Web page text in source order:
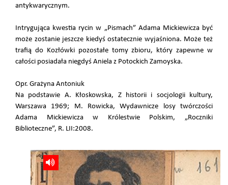
antykwarycznym.
Intrygująca kwestia rycin w „Pismach” Adama Mickiewicza być
może zostanie jeszcze kiedyś ostatecznie wyjaśniona. Może też
trafią do Kozłówki pozostałe tomy zbioru, który zapewne w
całości posiadała niegdyś Aniela z Potockich Zamoyska.
Opr. Grażyna Antoniuk
Na podstawie A. Kłoskowska, Z historii i socjologii kultury,
Warszawa 1969; M. Rowicka, Wydawnicze losy twórczości
Adama Mickiewicza w Królestwie Polskim, „Roczniki
Biblioteczne”, R. LII:2008.